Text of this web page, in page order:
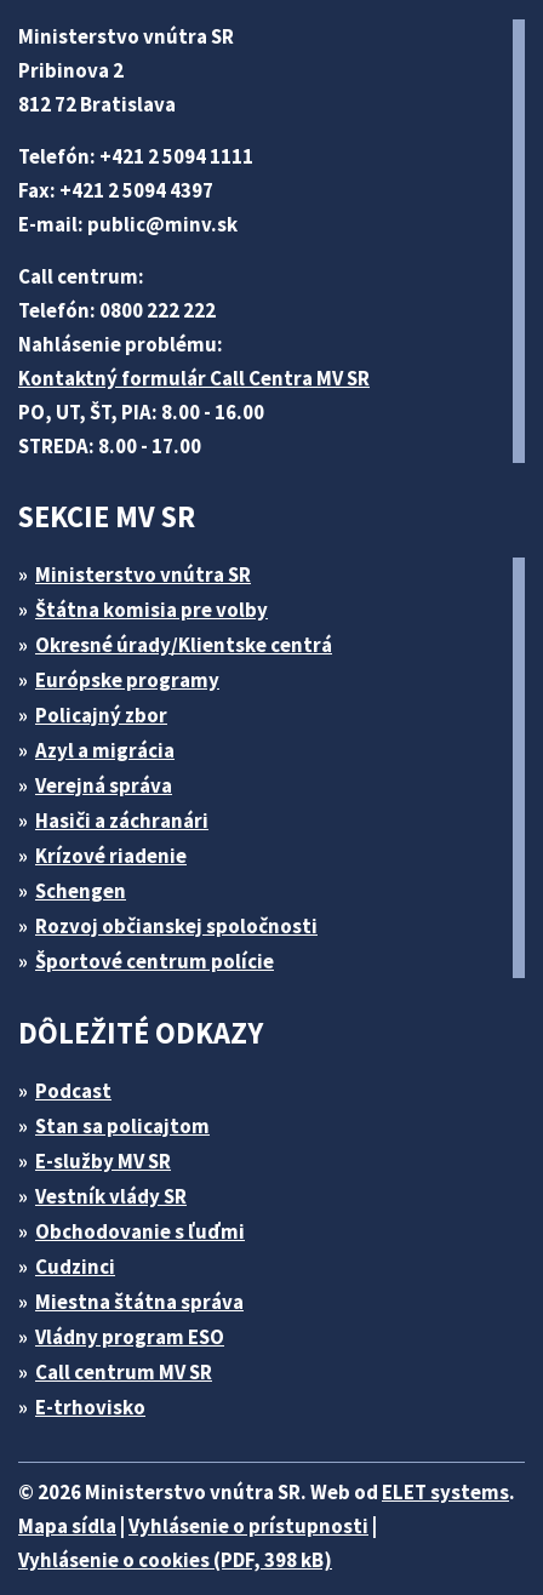
Ministerstvo vnútra SR
Pribinova 2
812 72 Bratislava
Telefón: +421 2 5094 1111
Fax: +421 2 5094 4397
E-mail: public@minv.sk
Call centrum:
Telefón: 0800 222 222
Nahlásenie problému:
Kontaktný formulár Call Centra MV SR
PO, UT, ŠT, PIA: 8.00 - 16.00
STREDA: 8.00 - 17.00
SEKCIE MV SR
Ministerstvo vnútra SR
Štátna komisia pre volby
Okresné úrady/Klientske centrá
Európske programy
Policajný zbor
Azyl a migrácia
Verejná správa
Hasiči a záchranári
Krízové riadenie
Schengen
Rozvoj občianskej spoločnosti
Športové centrum polície
DÔLEŽITÉ ODKAZY
Podcast
Stan sa policajtom
E-služby MV SR
Vestník vlády SR
Obchodovanie s ľuďmi
Cudzinci
Miestna štátna správa
Vládny program ESO
Call centrum MV SR
E-trhovisko
© 2026 Ministerstvo vnútra SR. Web od ELET systems.
Mapa sídla Vyhlásenie o prístupnosti
Vyhlásenie o cookies (PDF, 398 kB)